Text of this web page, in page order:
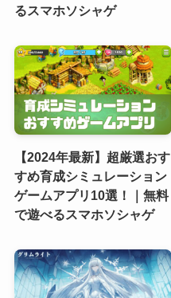
るスマホソシャゲ
【2024年最新】超厳選おす
すめ育成シミュレーション
ゲームアプリ10選！｜無料
で遊べるスマホソシャゲ